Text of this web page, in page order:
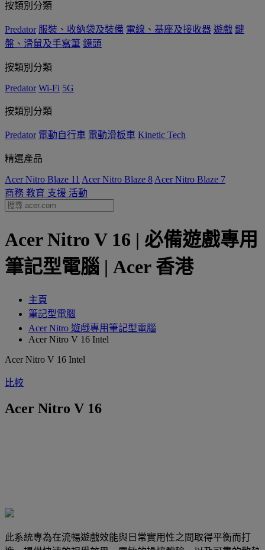
按類別分類
Predator 服裝、收納袋及裝備 電線、基座及接收器 遊戲 鍵
盤、滑鼠及手寫筆 鏡頭
按類別分類
Predator Wi-Fi 5G
按類別分類
Predator 電動自行車 電動滑板車 Kinetic Tech
精選產品
Acer Nitro Blaze 11 Acer Nitro Blaze 8 Acer Nitro Blaze 7
商務 教育 支援 活動
Acer Nitro V 16 | 必備遊戲專用
筆記型電腦 | Acer 香港
主頁
筆記型電腦
Acer Nitro 遊戲專用筆記型電腦
Acer Nitro V 16 Intel
Acer Nitro V 16 Intel
比較
Acer Nitro V 16
此系統專為在流暢遊戲效能與日常實用性之間取得平衡而打